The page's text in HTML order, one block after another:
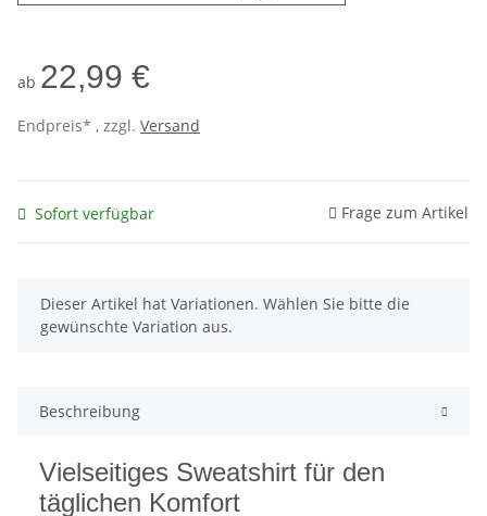
ab 22,99 €
Endpreis* , zzgl. Versand
Sofort verfügbar Frage zum Artikel
x
Dieser Artikel hat Variationen. Wählen Sie bitte die
gewünschte Variation aus.
Beschreibung
Vielseitiges Sweatshirt für den
täglichen Komfort